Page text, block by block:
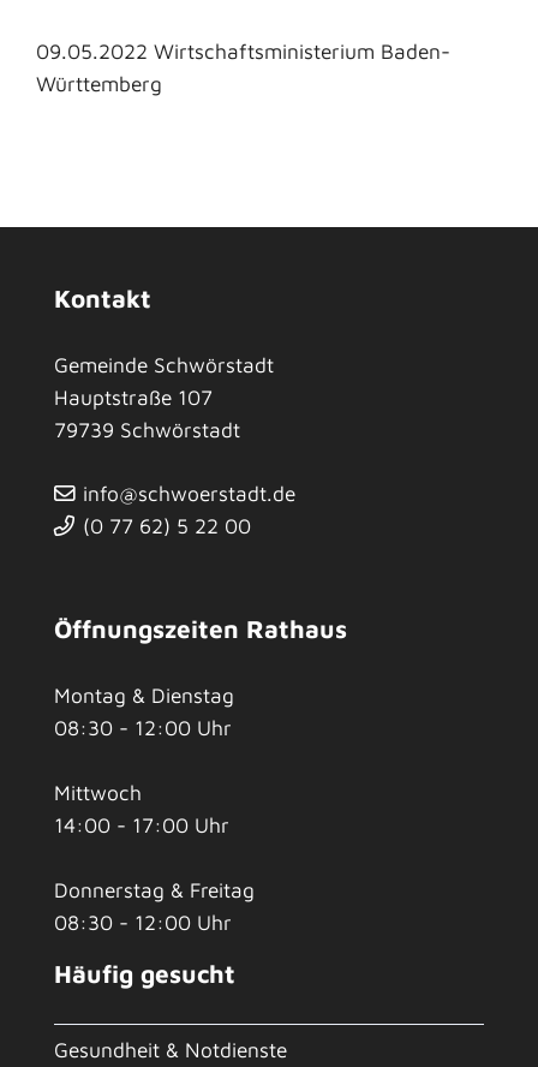
09.05.2022 Wirtschaftsministerium Baden-
Württemberg
Kontakt
Gemeinde Schwörstadt
Hauptstraße 107
79739 Schwörstadt
info@schwoerstadt.de
(0 77 62) 5 22 00
Öffnungszeiten Rathaus
Montag & Dienstag
08:30 - 12:00 Uhr
Mittwoch
14:00 - 17:00 Uhr
Donnerstag & Freitag
08:30 - 12:00 Uhr
Häufig gesucht
Gesundheit & Notdienste